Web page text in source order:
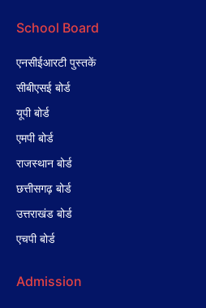
School Board
एनसीईआरटी पुस्तकें
सीबीएसई बोर्ड
यूपी बोर्ड
एमपी बोर्ड
राजस्थान बोर्ड
छत्तीसगढ़ बोर्ड
उत्तराखंड बोर्ड
एचपी बोर्ड
Admission